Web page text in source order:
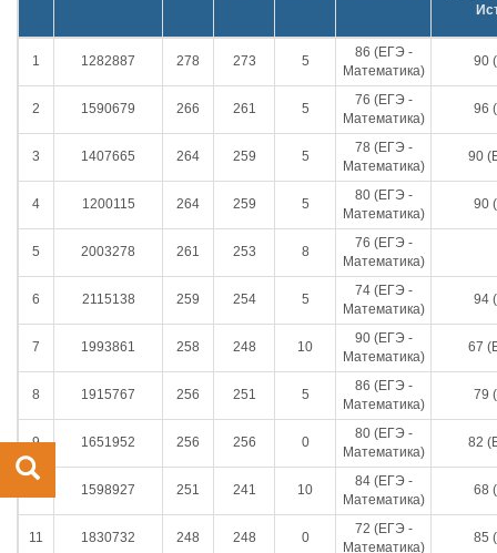
1 1282887 278 273 5
86 (ЕГЭ -
Математика)
90
2 1590679 266 261 5
76 (ЕГЭ -
Математика)
96
3 1407665 264 259 5
78 (ЕГЭ -
Математика)
90
4 1200115 264 259 5
80 (ЕГЭ -
Математика)
90
5 2003278 261 253 8
76 (ЕГЭ -
Математика)
6 2115138 259 254 5
74 (ЕГЭ -
Математика)
94
7 1993861 258 248 10
90 (ЕГЭ -
Математика)
67
8 1915767 256 251 5
86 (ЕГЭ -
Математика)
79
9 1651952 256 256 0
80 (ЕГЭ -
Математика)
82
1598927 251 241 10
84 (ЕГЭ -
Математика)
68
11 1830732 248 248 0
72 (ЕГЭ -
Математика)
85